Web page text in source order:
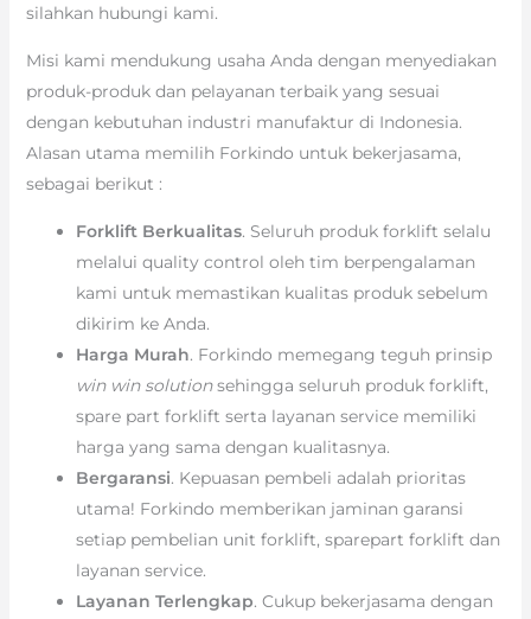
silahkan hubungi kami.
Misi kami mendukung usaha Anda dengan menyediakan
produk-produk dan pelayanan terbaik yang sesuai
dengan kebutuhan industri manufaktur di Indonesia.
Alasan utama memilih Forkindo untuk bekerjasama,
sebagai berikut :
Forklift Berkualitas. Seluruh produk forklift selalu
melalui quality control oleh tim berpengalaman
kami untuk memastikan kualitas produk sebelum
dikirim ke Anda.
Harga Murah. Forkindo memegang teguh prinsip
win win solutionsehingga seluruh produk forklift,
spare part forklift serta layanan service memiliki
harga yang sama dengan kualitasnya.
Bergaransi. Kepuasan pembeli adalah prioritas
utama! Forkindo memberikan jaminan garansi
setiap pembelian unit forklift, sparepart forklift dan
layanan service.
Layanan Terlengkap. Cukup bekerjasama dengan